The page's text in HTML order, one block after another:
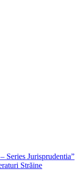
Series Jurisprudentia”
Străine